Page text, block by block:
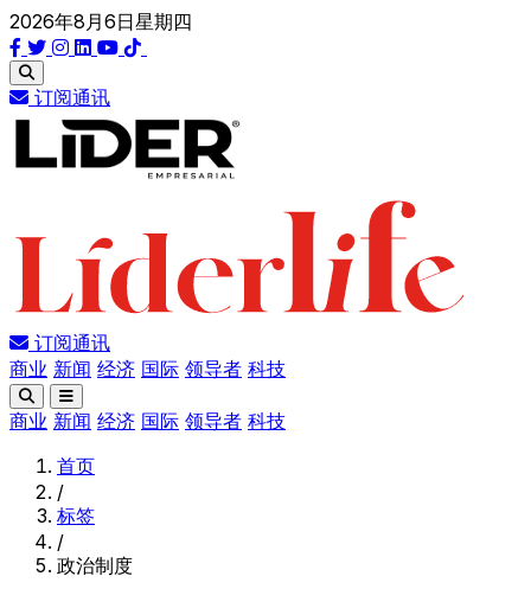
2026年8月6日星期四
订阅通讯
订阅通讯
商业 新闻 经济 国际 领导者 科技
商业 新闻 经济 国际 领导者 科技
首页
/
标签
/
政治制度